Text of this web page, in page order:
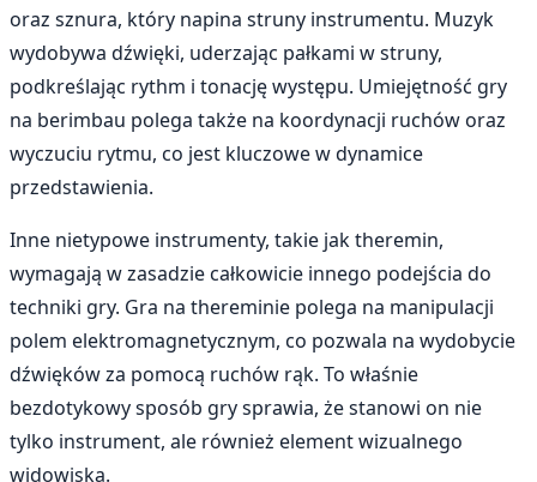
oraz sznura, który napina struny instrumentu. Muzyk
wydobywa dźwięki, uderzając pałkami w struny,
podkreślając rythm i tonację występu. Umiejętność gry
na berimbau polega także na koordynacji ruchów oraz
wyczuciu rytmu, co jest kluczowe w dynamice
przedstawienia.
Inne nietypowe instrumenty, takie jak theremin,
wymagają w zasadzie całkowicie innego podejścia do
techniki gry. Gra na thereminie polega na manipulacji
polem elektromagnetycznym, co pozwala na wydobycie
dźwięków za pomocą ruchów rąk. To właśnie
bezdotykowy sposób gry sprawia, że stanowi on nie
tylko instrument, ale również element wizualnego
widowiska.